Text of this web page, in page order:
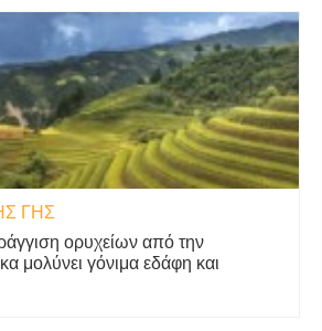
ΓΗΣ
ορυχείων από την
μολύνει γόνιμα εδάφη και